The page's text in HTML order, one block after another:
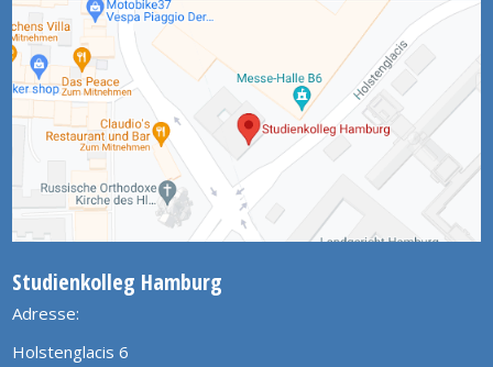
Studienkolleg Hamburg
Adresse:
Holstenglacis 6